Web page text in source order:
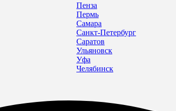
Пенза
Пермь
Самара
Санкт-Петербург
Саратов
Ульяновск
Уфа
Челябинск